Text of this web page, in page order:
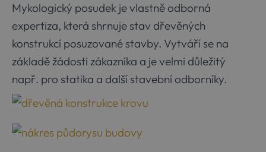
Mykologický posudek je vlastně odborná
expertiza, která shrnuje stav dřevěných
konstrukcí posuzované stavby. Vytváří se na
základě žádosti zákazníka a je velmi důležitý
např. pro statika a další stavební odborníky.